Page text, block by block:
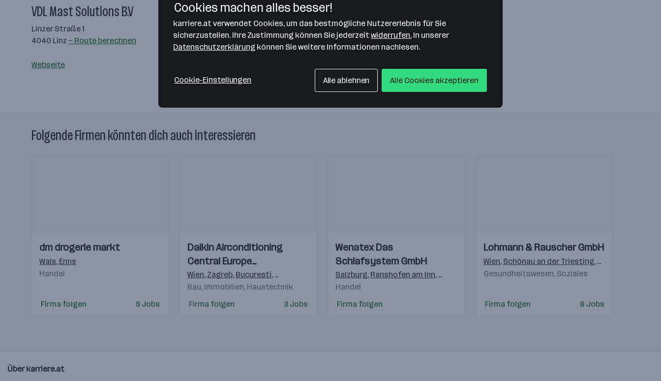
VDL Mast Solutions B.V
Linzer Straße 1
4040 Linz — Route berechnen
Webseite
Folgende Firmen könnten dich auch interessieren
Videos
Einblicke
Einblicke
dm drogerie markt
Wals, Enns
Handel
Firma folgen 9 Jobs
Videos
Einblicke
Einblicke
Daikin Airconditioning
Central Europe
HandelsgmbH
Wien, Zagreb, Bucuresti, Budapest Praha 4-Michle, Bratislava, Warschau
Beograd
Bau, Immobilien, Haustechnik
Firma folgen
3 Jobs
Videos
Einblicke
Einblicke
Wenatex Das
Schlafsystem GmbH
Salzburg, Ranshofen am Inn, Freilassing Langenhagen,München,Brixen (BZ)
Handel
Firma folgen
Videos
Einblicke
Einblicke
Lohmann & Rauscher GmbH
Wien, Schönau an der Triesting, Graz
Gesundheitswesen, Soziales
Firma folgen 8 Jobs
Über karriere.at
Cookies machen alles besser!
karriere.at verwendet Cookies, um das bestmögliche Nutzererlebnis für Sie
sicherzustellen. Ihre Zustimmung können Sie jederzeit widerrufen. In unserer
Datenschutzerklärung können Sie weitere Informationen nachlesen.
Cookie-Einstellungen Alle ablehnen Alle Cookies akzeptieren